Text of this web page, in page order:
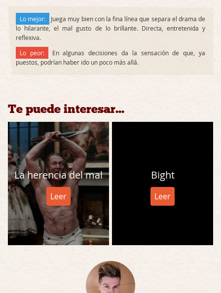
Lo mejor:
Juega muy bien con la fina línea que separa el drama de
lo hilarante, el mal gusto de lo brillante. Directa, entretenida y
reflexiva.
Lo peor:
En algunas decisiones da la sensación de que, ya
puestos, podrían haber ido un poco más allá.
Te puede interesar...
La herencia del mal
Leer
Bight
Leer